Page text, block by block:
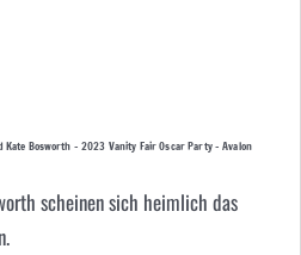
Kate Bosworth – 2023 Vanity Fair Oscar Party – Avalon
scheinen sich heimlich das